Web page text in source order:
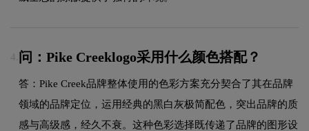
4. 问：Pike Creeklogo采用什么颜色搭配？
答：Pike Creek品牌整体使用的色彩方案充分契合了其在品牌
领域的品牌定位，运用经典的黑白灰极简配色，突出品牌的质
感与高级感，经久不衰。这种色彩选择既传递了品牌的图形设